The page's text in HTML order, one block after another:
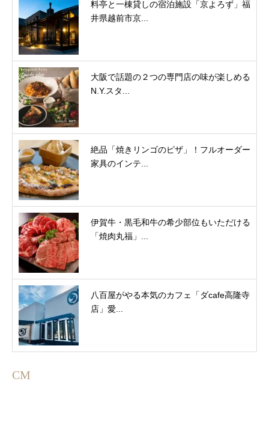
料亭と一棟貸しの宿泊施設「京よろず」福
井県越前市京...
大阪で話題の２つの専門店の味が楽しめる
N.Y.スタ...
絶品「焼きリンゴのピザ」！フルオーダー
家具のインテ...
伊賀牛・黒毛和牛の希少部位もいただける
「焼肉丸福」...
八百屋がやる本気のカフェ「ダcafe高隆寺
店」愛...
CM